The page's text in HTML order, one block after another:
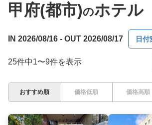
甲府(都市)